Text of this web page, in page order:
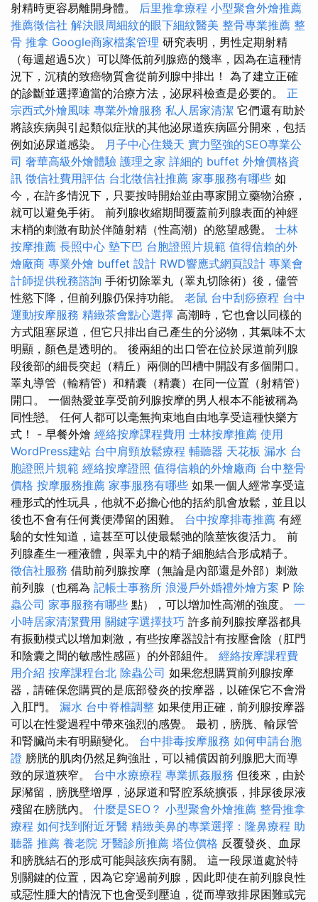
射精時更容易離開身體。 后里推拿療程 小型聚會外燴推薦
推薦徵信社 解決眼周細紋的眼下細紋醫美 整骨專業推薦 整
骨 推拿 Google商家檔案管理 研究表明，男性定期射精
（每週超過5次）可以降低前列腺癌的幾率，因為在這種情
況下，沉積的致癌物質會從前列腺中排出！ 為了建立正確
的診斷並選擇適當的治療方法，泌尿科檢查是必要的。 正
宗西式外燴風味 專業外燴服務 私人居家清潔 它們還有助於
將該疾病與引起類似症狀的其他泌尿道疾病區分開來，包括
例如泌尿道感染。 月子中心住幾天 實力堅強的SEO專業公
司 奢華高級外燴體驗 護理之家 詳細的 buffet 外燴價格資
訊 徵信社費用評估 台北徵信社推薦 家事服務有哪些 如
今，在許多情況下，只要按時開始並由專家開立藥物治療，
就可以避免手術。 前列腺收縮期間覆蓋前列腺表面的神經
末梢的刺激有助於伴隨射精（性高潮）的慾望感覺。 士林
按摩推薦 長照中心 墊下巴 台胞證照片規範 值得信賴的外
燴廠商 專業外燴 buffet 設計 RWD響應式網頁設計 專業會
計師提供稅務諮詢 手術切除睪丸（睪丸切除術）後，儘管
性慾下降，但前列腺仍保持功能。 老鼠 台中刮痧療程 台中
運動按摩服務 精緻茶會點心選擇 高潮時，它也會以同樣的
方式阻塞尿道，但它只排出自己產生的分泌物，其氣味不太
明顯，顏色是透明的。 後兩組的出口管在位於尿道前列腺
段後部的細長突起（精丘）兩側的凹槽中開設有多個開口。
睪丸導管（輸精管）和精囊（精囊）在同一位置（射精管）
開口。 一個熱愛並享受前列腺按摩的男人根本不能被稱為
同性戀。 任何人都可以毫無拘束地自由地享受這種快樂方
式！ - 早餐外燴 經絡按摩課程費用 士林按摩推薦 使用
WordPress建站 台中肩頸放鬆療程 輔聽器 天花板 漏水 台
胞證照片規範 經絡按摩證照 值得信賴的外燴廠商 台中整骨
價格 按摩服務推薦 家事服務有哪些 如果一個人經常享受這
種形式的性玩具，他就不必擔心他的括約肌會放鬆，並且以
後也不會有任何糞便滯留的困難。 台中按摩排毒推薦 有經
驗的女性知道，這甚至可以使最鬆弛的陰莖恢復活力。 前
列腺產生一種液體，與睪丸中的精子細胞結合形成精子。
徵信社服務 借助前列腺按摩（無論是內部還是外部）刺激
前列腺（也稱為 記帳士事務所 浪漫戶外婚禮外燴方案 P 除
蟲公司 家事服務有哪些 點），可以增加性高潮的強度。 一
小時居家清潔費用 關鍵字選擇技巧 許多前列腺按摩器都具
有振動模式以增加刺激，有些按摩器設計有按壓會陰（肛門
和陰囊之間的敏感性感區）的外部組件。 經絡按摩課程費
用介紹 按摩課程台北 除蟲公司 如果您想購買前列腺按摩
器，請確保您購買的是底部發炎的按摩器，以確保它不會滑
入肛門。 漏水 台中脊椎調整 如果使用正確，前列腺按摩器
可以在性愛過程中帶來強烈的感覺。 最初，膀胱、輸尿管
和腎臟尚未有明顯變化。 台中排毒按摩服務 如何申請台胞
證 膀胱的肌肉仍然足夠強壯，可以補償因前列腺肥大而導
致的尿道狹窄。 台中水療療程 專業抓姦服務 但後來，由於
尿瀦留，膀胱壁增厚，泌尿道和腎腔系統擴張，排尿後尿液
殘留在膀胱內。 什麼是SEO？ 小型聚會外燴推薦 整骨推拿
療程 如何找到附近牙醫 精緻美鼻的專業選擇：隆鼻療程 助
聽器 推薦 養老院 牙醫診所推薦 塔位價格 反覆發炎、血尿
和膀胱結石的形成可能與該疾病有關。 這一段尿道處於特
別關鍵的位置，因為它穿過前列腺，因此即使在前列腺良性
或惡性腫大的情況下也會受到壓迫，從而導致排尿困難或完